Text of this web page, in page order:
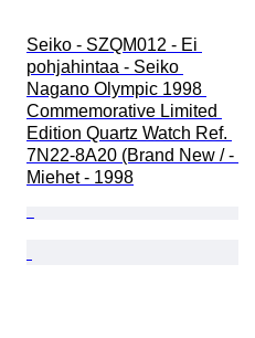
Seiko - SZQM012 - Ei
pohjahintaa - Seiko
Nagano Olympic 1998
Commemorative Limited
Edition Quartz Watch Ref.
7N22-8A20 (Brand New / -
Miehet - 1998